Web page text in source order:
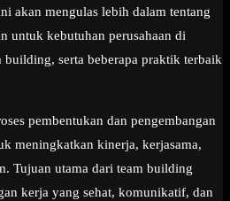
akan mengulas lebih dalam tentang
untuk kebutuhan perusahaan di
building, serta beberapa praktik terbaik
pembentukan dan pengembangan
meningkatkan kinerja, kerjasama,
Tujuan utama dari team building
kerja yang sehat, komunikatif, dan